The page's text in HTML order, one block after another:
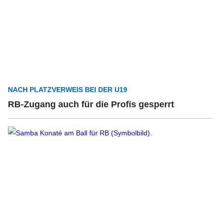
NACH PLATZVERWEIS BEI DER U19
RB-Zugang auch für die Profis gesperrt